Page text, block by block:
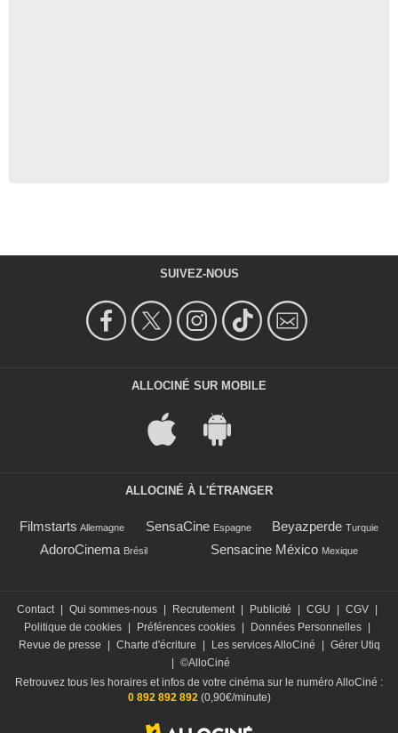
SUIVEZ-NOUS
ALLOCINÉ SUR MOBILE
ALLOCINÉ À L'ÉTRANGER
Filmstarts Allemagne SensaCine Espagne Beyazperde Turquie
AdoroCinema Brésil Sensacine México Mexique
Contact | Qui sommes-nous | Recrutement | Publicité | CGU | CGV |
Politique de cookies | Préférences cookies | Données Personnelles |
Revue de presse
| Charte d'écriture | Les services AlloCiné | Gérer Utiq
| ©AlloCiné
Retrouvez tous les horaires et infos de votre cinéma sur le numéro AlloCiné :
0 892 892 892 (0,90€/minute)